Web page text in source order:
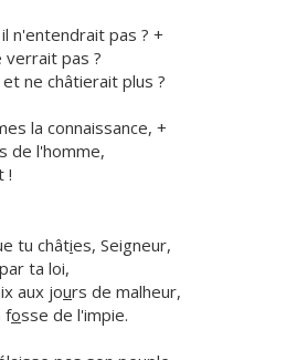
n'entendrait pas ? +
verrait pas ?
ne châtierait plus ?
la connaissance, +
de l'homme,
!
tu châties, Seigneur,
ta loi,
aux jours de malheur,
fosse de l'impie.